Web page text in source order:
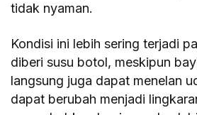
tidak nyaman.
Kondisi ini lebih sering terjadi
diberi susu botol, meskipun
langsung juga dapat menelan
dapat berubah menjadi